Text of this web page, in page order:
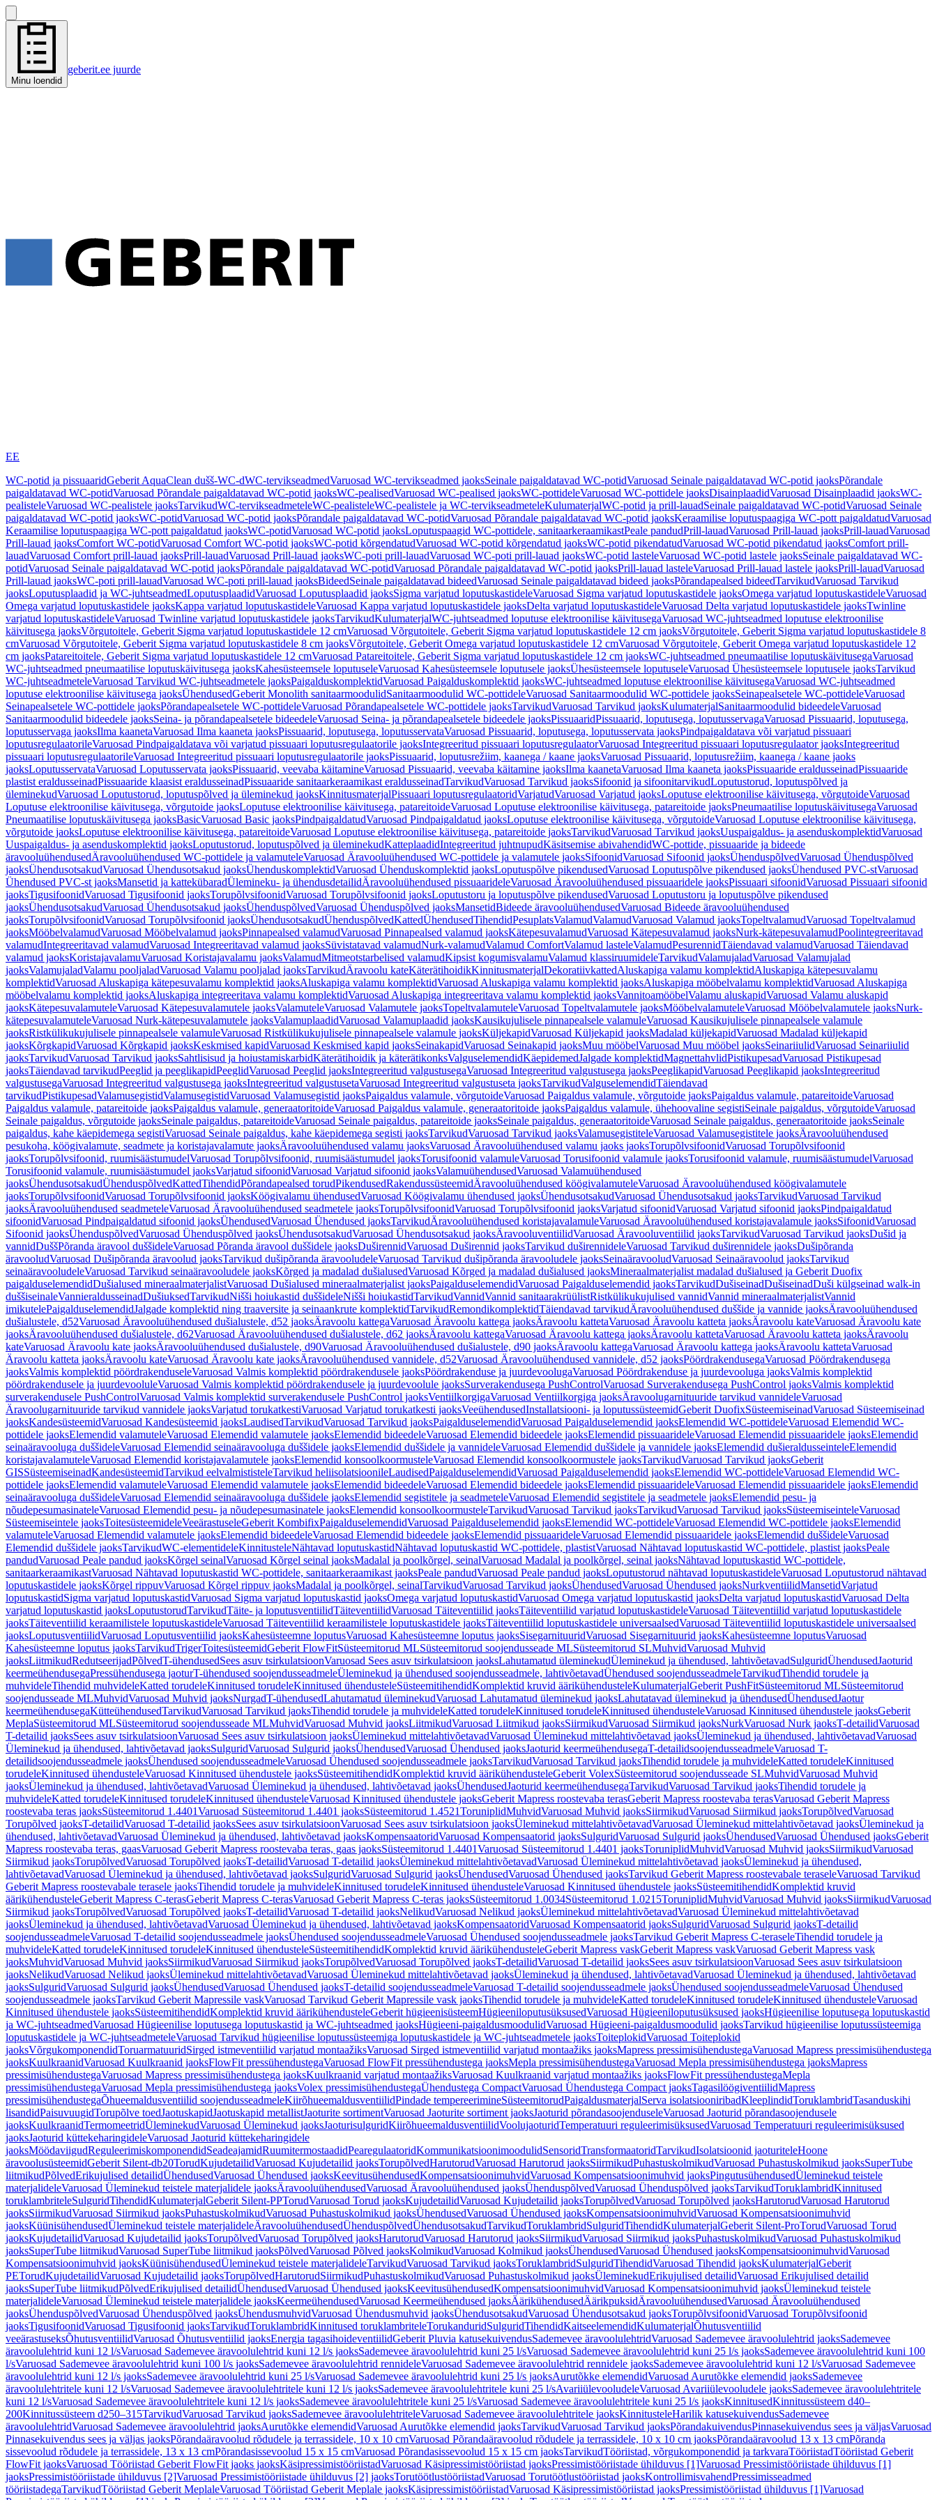
Minu loendid
geberit.ee juurde
EE
WC-potid ja pissuaaridGeberit AquaClean dušš-WC-dWC-tervikseadmedVaruosad WC-tervikseadmed jaoksSeinale paigaldatavad WC-potidVaruosad Seinale paigaldatavad WC-potid jaoksPõrandale
paigaldatavad WC-potidVaruosad Põrandale paigaldatavad WC-potid jaoksWC-pealisedVaruosad WC-pealised jaoksWC-pottideleVaruosad WC-pottidele jaoksDisainplaadidVaruosad Disainplaadid jaoksWC-
pealisteleVaruosad WC-pealistele jaoksTarvikudWC-tervikseadmeteleWC-pealisteleWC-pealistele ja WC-tervikseadmeteleKulumaterjalWC-potid ja prill-lauadSeinale paigaldatavad WC-potidVaruosad Seinale
paigaldatavad WC-potid jaoksWC-potidVaruosad WC-potid jaoksPõrandale paigaldatavad WC-potidVaruosad Põrandale paigaldatavad WC-potid jaoksKeraamilise loputuspaagiga WC-pott paigaldatudVaruosad
Keraamilise loputuspaagiga WC-pott paigaldatud jaoksWC-potidVaruosad WC-potid jaoksLoputuspaagid WC-pottidele, sanitaarkeraamikastPeale pandudPrill-lauadVaruosad Prill-lauad jaoksPrill-lauadVaruosad
Prill-lauad jaoksComfort WC-potidVaruosad Comfort WC-potid jaoksWC-potid kõrgendatudVaruosad WC-potid kõrgendatud jaoksWC-potid pikendatudVaruosad WC-potid pikendatud jaoksComfort prill-
lauadVaruosad Comfort prill-lauad jaoksPrill-lauadVaruosad Prill-lauad jaoksWC-poti prill-lauadVaruosad WC-poti prill-lauad jaoksWC-potid lasteleVaruosad WC-potid lastele jaoksSeinale paigaldatavad WC-
potidVaruosad Seinale paigaldatavad WC-potid jaoksPõrandale paigaldatavad WC-potidVaruosad Põrandale paigaldatavad WC-potid jaoksPrill-lauad lasteleVaruosad Prill-lauad lastele jaoksPrill-lauadVaruosad
Prill-lauad jaoksWC-poti prill-lauadVaruosad WC-poti prill-lauad jaoksBideedSeinale paigaldatavad bideedVaruosad Seinale paigaldatavad bideed jaoksPõrandapealsed bideedTarvikudVaruosad Tarvikud
jaoksLoputusplaadid ja WC-juhtseadmedLoputusplaadidVaruosad Loputusplaadid jaoksSigma varjatud loputuskastideleVaruosad Sigma varjatud loputuskastidele jaoksOmega varjatud loputuskastideleVaruosad
Omega varjatud loputuskastidele jaoksKappa varjatud loputuskastideleVaruosad Kappa varjatud loputuskastidele jaoksDelta varjatud loputuskastideleVaruosad Delta varjatud loputuskastidele jaoksTwinline
varjatud loputuskastideleVaruosad Twinline varjatud loputuskastidele jaoksTarvikudKulumaterjalWC-juhtseadmed loputuse elektroonilise käivitusegaVaruosad WC-juhtseadmed loputuse elektroonilise
käivitusega jaoksVõrgutoitele, Geberit Sigma varjatud loputuskastidele 12 cmVaruosad Võrgutoitele, Geberit Sigma varjatud loputuskastidele 12 cm jaoksVõrgutoitele, Geberit Sigma varjatud loputuskastidele 8
cmVaruosad Võrgutoitele, Geberit Sigma varjatud loputuskastidele 8 cm jaoksVõrgutoitele, Geberit Omega varjatud loputuskastidele 12 cmVaruosad Võrgutoitele, Geberit Omega varjatud loputuskastidele 12
cm jaoksPatareitoitele, Geberit Sigma varjatud loputuskastidele 12 cmVaruosad Patareitoitele, Geberit Sigma varjatud loputuskastidele 12 cm jaoksWC-juhtseadmed pneumaatilise loputuskäivitusegaVaruosad
WC-juhtseadmed pneumaatilise loputuskäivitusega jaoksKahesüsteemsele loputuseleVaruosad Kahesüsteemsele loputusele jaoksÜhesüsteemsele loputuseleVaruosad Ühesüsteemsele loputusele jaoksTarvikud
WC-juhtseadmeteleVaruosad Tarvikud WC-juhtseadmetele jaoksPaigalduskomplektidVaruosad Paigalduskomplektid jaoksWC-juhtseadmed loputuse elektroonilise käivitusegaVaruosad WC-juhtseadmed
loputuse elektroonilise käivitusega jaoksÜhendusedGeberit Monolith sanitaarmoodulidSanitaarmoodulid WC-pottideleVaruosad Sanitaarmoodulid WC-pottidele jaoksSeinapealsetele WC-pottideleVaruosad
Seinapealsetele WC-pottidele jaoksPõrandapealsetele WC-pottideleVaruosad Põrandapealsetele WC-pottidele jaoksTarvikudVaruosad Tarvikud jaoksKulumaterjalSanitaarmoodulid bideedeleVaruosad
Sanitaarmoodulid bideedele jaoksSeina- ja põrandapealsetele bideedeleVaruosad Seina- ja põrandapealsetele bideedele jaoksPissuaaridPissuaarid, loputusega, loputusservagaVaruosad Pissuaarid, loputusega,
loputusservaga jaoksIlma kaanetaVaruosad Ilma kaaneta jaoksPissuaarid, loputusega, loputusservataVaruosad Pissuaarid, loputusega, loputusservata jaoksPindpaigaldatava või varjatud pissuaari
loputusregulaatorileVaruosad Pindpaigaldatava või varjatud pissuaari loputusregulaatorile jaoksIntegreeritud pissuaari loputusregulaatorVaruosad Integreeritud pissuaari loputusregulaator jaoksIntegreeritud
pissuaari loputusregulaatorileVaruosad Integreeritud pissuaari loputusregulaatorile jaoksPissuaarid, loputusrežiim, kaanega / kaane jaoksVaruosad Pissuaarid, loputusrežiim, kaanega / kaane jaoks
jaoksLoputusservataVaruosad Loputusservata jaoksPissuaarid, veevaba käitamineVaruosad Pissuaarid, veevaba käitamine jaoksIlma kaanetaVaruosad Ilma kaaneta jaoksPissuaaride eraldusseinadPissuaaride
plastist eraldusseinadPissuaaride klaasist eraldusseinadPissuaaride sanitaarkeraamikast eraldusseinadTarvikudVaruosad Tarvikud jaoksSifoonid ja sifoonitarvikudLoputustorud, loputuspõlved ja
üleminekudVaruosad Loputustorud, loputuspõlved ja üleminekud jaoksKinnitusmaterjalPissuaari loputusregulaatoridVarjatudVaruosad Varjatud jaoksLoputuse elektroonilise käivitusega, võrgutoideVaruosad
Loputuse elektroonilise käivitusega, võrgutoide jaoksLoputuse elektroonilise käivitusega, patareitoideVaruosad Loputuse elektroonilise käivitusega, patareitoide jaoksPneumaatilise loputuskäivitusegaVaruosad
Pneumaatilise loputuskäivitusega jaoksBasicVaruosad Basic jaoksPindpaigaldatudVaruosad Pindpaigaldatud jaoksLoputuse elektroonilise käivitusega, võrgutoideVaruosad Loputuse elektroonilise käivitusega,
võrgutoide jaoksLoputuse elektroonilise käivitusega, patareitoideVaruosad Loputuse elektroonilise käivitusega, patareitoide jaoksTarvikudVaruosad Tarvikud jaoksUuspaigaldus- ja asenduskomplektidVaruosad
Uuspaigaldus- ja asenduskomplektid jaoksLoputustorud, loputuspõlved ja üleminekudKatteplaadidIntegreeritud juhtnupudKäsitsemise abivahendidWC-pottide, pissuaaride ja bideede
äravooluühendusedÄravooluühendused WC-pottidele ja valamuteleVaruosad Äravooluühendused WC-pottidele ja valamutele jaoksSifoonidVaruosad Sifoonid jaoksÜhenduspõlvedVaruosad Ühenduspõlved
jaoksÜhendusotsakudVaruosad Ühendusotsakud jaoksÜhenduskomplektidVaruosad Ühenduskomplektid jaoksLoputuspõlve pikendusedVaruosad Loputuspõlve pikendused jaoksÜhendused PVC-stVaruosad
Ühendused PVC-st jaoksMansetid ja kattekübaradÜlemineku- ja ühendusdetailidÄravooluühendused pissuaarideleVaruosad Äravooluühendused pissuaaridele jaoksPissuaari sifoonidVaruosad Pissuaari sifoonid
jaoksTigusifoonidVaruosad Tigusifoonid jaoksTorupõlvsifoonidVaruosad Torupõlvsifoonid jaoksLoputustoru ja loputuspõlve pikendusedVaruosad Loputustoru ja loputuspõlve pikendused
jaoksÜhendusotsakudVaruosad Ühendusotsakud jaoksÜhenduspõlvedVaruosad Ühenduspõlved jaoksMansetidBideede äravooluühendusedVaruosad Bideede äravooluühendused
jaoksTorupõlvsifoonidVaruosad Torupõlvsifoonid jaoksÜhendusotsakudÜhenduspõlvedKattedÜhendusedTihendidPesuplatsValamudValamudVaruosad Valamud jaoksTopeltvalamudVaruosad Topeltvalamud
jaoksMööbelvalamudVaruosad Mööbelvalamud jaoksPinnapealsed valamudVaruosad Pinnapealsed valamud jaoksKätepesuvalamudVaruosad Kätepesuvalamud jaoksNurk-kätepesuvalamudPoolintegreeritavad
valamudIntegreeritavad valamudVaruosad Integreeritavad valamud jaoksSüvistatavad valamudNurk-valamudValamud ComfortValamud lasteleValamudPesurennidTäiendavad valamudVaruosad Täiendavad
valamud jaoksKoristajavalamuVaruosad Koristajavalamu jaoksValamudMitmeotstarbelised valamudKipsist kogumisvalamuValamud klassiruumideleTarvikudValamujaladVaruosad Valamujalad
jaoksValamujaladValamu pooljaladVaruosad Valamu pooljalad jaoksTarvikudÄravoolu kateKäterätihoidikKinnitusmaterjalDekoratiivkattedAluskapiga valamu komplektidAluskapiga kätepesuvalamu
komplektidVaruosad Aluskapiga kätepesuvalamu komplektid jaoksAluskapiga valamu komplektidVaruosad Aluskapiga valamu komplektid jaoksAluskapiga mööbelvalamu komplektidVaruosad Aluskapiga
mööbelvalamu komplektid jaoksAluskapiga integreeritava valamu komplektidVaruosad Aluskapiga integreeritava valamu komplektid jaoksVannitoamööbelValamu aluskapidVaruosad Valamu aluskapid
jaoksKätepesuvalamuteleVaruosad Kätepesuvalamutele jaoksValamuteleVaruosad Valamutele jaoksTopeltvalamuteleVaruosad Topeltvalamutele jaoksMööbelvalamuteleVaruosad Mööbelvalamutele jaoksNurk-
kätepesuvalamuteleVaruosad Nurk-kätepesuvalamutele jaoksValamuplaadidVaruosad Valamuplaadid jaoksKausikujulisele pinnapealsele valamuleVaruosad Kausikujulisele pinnapealsele valamule
jaoksRistkülikukujulisele pinnapealsele valamuleVaruosad Ristkülikukujulisele pinnapealsele valamule jaoksKüljekapidVaruosad Küljekapid jaoksMadalad küljekapidVaruosad Madalad küljekapid
jaoksKõrgkapidVaruosad Kõrgkapid jaoksKeskmised kapidVaruosad Keskmised kapid jaoksSeinakapidVaruosad Seinakapid jaoksMuu mööbelVaruosad Muu mööbel jaoksSeinariiulidVaruosad Seinariiulid
jaoksTarvikudVaruosad Tarvikud jaoksSahtlisisud ja hoiustamiskarbidKäterätihoidik ja käterätikonksValguselemendidKäepidemedJalgade komplektidMagnettahvlidPistikupesadVaruosad Pistikupesad
jaoksTäiendavad tarvikudPeeglid ja peeglikapidPeeglidVaruosad Peeglid jaoksIntegreeritud valgustusegaVaruosad Integreeritud valgustusega jaoksPeeglikapidVaruosad Peeglikapid jaoksIntegreeritud
valgustusegaVaruosad Integreeritud valgustusega jaoksIntegreeritud valgustusetaVaruosad Integreeritud valgustuseta jaoksTarvikudValguselemendidTäiendavad
tarvikudPistikupesadValamusegistidValamusegistidVaruosad Valamusegistid jaoksPaigaldus valamule, võrgutoideVaruosad Paigaldus valamule, võrgutoide jaoksPaigaldus valamule, patareitoideVaruosad
Paigaldus valamule, patareitoide jaoksPaigaldus valamule, generaatoritoideVaruosad Paigaldus valamule, generaatoritoide jaoksPaigaldus valamule, ühehoovaline segistiSeinale paigaldus, võrgutoideVaruosad
Seinale paigaldus, võrgutoide jaoksSeinale paigaldus, patareitoideVaruosad Seinale paigaldus, patareitoide jaoksSeinale paigaldus, generaatoritoideVaruosad Seinale paigaldus, generaatoritoide jaoksSeinale
paigaldus, kahe käepidemega segistiVaruosad Seinale paigaldus, kahe käepidemega segisti jaoksTarvikudVaruosad Tarvikud jaoksValamusegistiteleVaruosad Valamusegistitele jaoksÄravooluühendused
pesukoha, köögivalamute, seadmete ja koristajavalamute jaoksÄravooluühendused valamu jaoksVaruosad Äravooluühendused valamu jaoks jaoksTorupõlvsifoonidVaruosad Torupõlvsifoonid
jaoksTorupõlvsifoonid, ruumisäästumudelVaruosad Torupõlvsifoonid, ruumisäästumudel jaoksTorusifoonid valamuleVaruosad Torusifoonid valamule jaoksTorusifoonid valamule, ruumisäästumudelVaruosad
Torusifoonid valamule, ruumisäästumudel jaoksVarjatud sifoonidVaruosad Varjatud sifoonid jaoksValamuühendusedVaruosad Valamuühendused
jaoksÜhendusotsakudÜhenduspõlvedKattedTihendidPõrandapealsed torudPikendusedRakendussüsteemidÄravooluühendused köögivalamuteleVaruosad Äravooluühendused köögivalamutele
jaoksTorupõlvsifoonidVaruosad Torupõlvsifoonid jaoksKöögivalamu ühendusedVaruosad Köögivalamu ühendused jaoksÜhendusotsakudVaruosad Ühendusotsakud jaoksTarvikudVaruosad Tarvikud
jaoksÄravooluühendused seadmeteleVaruosad Äravooluühendused seadmetele jaoksTorupõlvsifoonidVaruosad Torupõlvsifoonid jaoksVarjatud sifoonidVaruosad Varjatud sifoonid jaoksPindpaigaldatud
sifoonidVaruosad Pindpaigaldatud sifoonid jaoksÜhendusedVaruosad Ühendused jaoksTarvikudÄravooluühendused koristajavalamuleVaruosad Äravooluühendused koristajavalamule jaoksSifoonidVaruosad
Sifoonid jaoksÜhenduspõlvedVaruosad Ühenduspõlved jaoksÜhendusotsakudVaruosad Ühendusotsakud jaoksÄravooluventiilidVaruosad Äravooluventiilid jaoksTarvikudVaruosad Tarvikud jaoksDušid ja
vannidDuššPõranda äravool duššideleVaruosad Põranda äravool duššidele jaoksDuširennidVaruosad Duširennid jaoksTarvikud duširennideleVaruosad Tarvikud duširennidele jaoksDušipõranda
äravooludVaruosad Dušipõranda äravoolud jaoksTarvikud dušipõranda äravooludeleVaruosad Tarvikud dušipõranda äravooludele jaoksSeinaäravooludVaruosad Seinaäravoolud jaoksTarvikud
seinaäravooludeleVaruosad Tarvikud seinaäravooludele jaoksKõrged ja madalad dušialusedVaruosad Kõrged ja madalad dušialused jaoksMineraalmaterjalist madalad dušialused ja Geberit Duofix
paigalduselemendidDušialused mineraalmaterjalistVaruosad Dušialused mineraalmaterjalist jaoksPaigalduselemendidVaruosad Paigalduselemendid jaoksTarvikudDušiseinadDušiseinadDuši külgseinad walk-in
duššiseinaleVannieraldusseinadDušiuksedTarvikudNišši hoiukastid duššideleNišši hoiukastidTarvikudVannidVannid sanitaarakrüülistRistkülikukujulised vannidVannid mineraalmaterjalistVannid
imikutelePaigalduselemendidJalgade komplektid ning traaversite ja seinaankrute komplektidTarvikudRemondikomplektidTäiendavad tarvikudÄravooluühendused duššide ja vannide jaoksÄravooluühendused
dušialustele, d52Varuosad Äravooluühendused dušialustele, d52 jaoksÄravoolu kattegaVaruosad Äravoolu kattega jaoksÄravoolu kattetaVaruosad Äravoolu katteta jaoksÄravoolu kateVaruosad Äravoolu kate
jaoksÄravooluühendused dušialustele, d62Varuosad Äravooluühendused dušialustele, d62 jaoksÄravoolu kattegaVaruosad Äravoolu kattega jaoksÄravoolu kattetaVaruosad Äravoolu katteta jaoksÄravoolu
kateVaruosad Äravoolu kate jaoksÄravooluühendused dušialustele, d90Varuosad Äravooluühendused dušialustele, d90 jaoksÄravoolu kattegaVaruosad Äravoolu kattega jaoksÄravoolu kattetaVaruosad
Äravoolu katteta jaoksÄravoolu kateVaruosad Äravoolu kate jaoksÄravooluühendused vannidele, d52Varuosad Äravooluühendused vannidele, d52 jaoksPöördrakendusegaVaruosad Pöördrakendusega
jaoksValmis komplektid pöördrakenduseleVaruosad Valmis komplektid pöördrakendusele jaoksPöördrakenduse ja juurdevoolugaVaruosad Pöördrakenduse ja juurdevooluga jaoksValmis komplektid
pöördrakendusele ja juurdevooluleVaruosad Valmis komplektid pöördrakendusele ja juurdevoolule jaoksSurverakendusega PushControlVaruosad Surverakendusega PushControl jaoksValmis komplektid
surverakendusele PushControlVaruosad Valmis komplektid surverakendusele PushControl jaoksVentiilkorgigaVaruosad Ventiilkorgiga jaoksÄravoolugarnituuride tarvikud vannideleVaruosad
Äravoolugarnituuride tarvikud vannidele jaoksVarjatud torukatkestiVaruosad Varjatud torukatkesti jaoksVeeühendusedInstallatsiooni- ja loputussüsteemidGeberit DuofixSüsteemiseinadVaruosad Süsteemiseinad
jaoksKandesüsteemidVaruosad Kandesüsteemid jaoksLaudisedTarvikudVaruosad Tarvikud jaoksPaigalduselemendidVaruosad Paigalduselemendid jaoksElemendid WC-pottideleVaruosad Elemendid WC-
pottidele jaoksElemendid valamuteleVaruosad Elemendid valamutele jaoksElemendid bideedeleVaruosad Elemendid bideedele jaoksElemendid pissuaarideleVaruosad Elemendid pissuaaridele jaoksElemendid
seinaäravooluga duššideleVaruosad Elemendid seinaäravooluga duššidele jaoksElemendid duššidele ja vannideleVaruosad Elemendid duššidele ja vannidele jaoksElemendid dušieraldusseinteleElemendid
koristajavalamuteleVaruosad Elemendid koristajavalamutele jaoksElemendid konsoolkoormusteleVaruosad Elemendid konsoolkoormustele jaoksTarvikudVaruosad Tarvikud jaoksGeberit
GISSüsteemiseinadKandesüsteemidTarvikud eelvalmististeleTarvikud heliisolatsioonileLaudisedPaigalduselemendidVaruosad Paigalduselemendid jaoksElemendid WC-pottideleVaruosad Elemendid WC-
pottidele jaoksElemendid valamuteleVaruosad Elemendid valamutele jaoksElemendid bideedeleVaruosad Elemendid bideedele jaoksElemendid pissuaarideleVaruosad Elemendid pissuaaridele jaoksElemendid
seinaäravooluga duššideleVaruosad Elemendid seinaäravooluga duššidele jaoksElemendid segistitele ja seadmeteleVaruosad Elemendid segistitele ja seadmetele jaoksElemendid pesu- ja
nõudepesumasinateleVaruosad Elemendid pesu- ja nõudepesumasinatele jaoksElemendid konsoolkoormusteleTarvikudVaruosad Tarvikud jaoksTarvikudVaruosad Tarvikud jaoksSüsteemiseinteleVaruosad
Süsteemiseintele jaoksToitesüsteemideleVeeärastuseleGeberit KombifixPaigalduselemendidVaruosad Paigalduselemendid jaoksElemendid WC-pottideleVaruosad Elemendid WC-pottidele jaoksElemendid
valamuteleVaruosad Elemendid valamutele jaoksElemendid bideedeleVaruosad Elemendid bideedele jaoksElemendid pissuaarideleVaruosad Elemendid pissuaaridele jaoksElemendid duššideleVaruosad
Elemendid duššidele jaoksTarvikudWC-elementideleKinnitusteleNähtavad loputuskastidNähtavad loputuskastid WC-pottidele, plastistVaruosad Nähtavad loputuskastid WC-pottidele, plastist jaoksPeale
pandudVaruosad Peale pandud jaoksKõrgel seinalVaruosad Kõrgel seinal jaoksMadalal ja poolkõrgel, seinalVaruosad Madalal ja poolkõrgel, seinal jaoksNähtavad loputuskastid WC-pottidele,
sanitaarkeraamikastVaruosad Nähtavad loputuskastid WC-pottidele, sanitaarkeraamikast jaoksPeale pandudVaruosad Peale pandud jaoksLoputustorud nähtavad loputuskastideleVaruosad Loputustorud nähtavad
loputuskastidele jaoksKõrgel rippuvVaruosad Kõrgel rippuv jaoksMadalal ja poolkõrgel, seinalTarvikudVaruosad Tarvikud jaoksÜhendusedVaruosad Ühendused jaoksNurkventiilidMansetidVarjatud
loputuskastidSigma varjatud loputuskastidVaruosad Sigma varjatud loputuskastid jaoksOmega varjatud loputuskastidVaruosad Omega varjatud loputuskastid jaoksDelta varjatud loputuskastidVaruosad Delta
varjatud loputuskastid jaoksLoputustorudTarvikudTäite- ja loputusventiilidTäiteventiilidVaruosad Täiteventiilid jaoksTäiteventiilid varjatud loputuskastideleVaruosad Täiteventiilid varjatud loputuskastidele
jaoksTäiteventiilid keraamilistele loputuskastideleVaruosad Täiteventiilid keraamilistele loputuskastidele jaoksTäiteventiilid loputuskastidele universaalsedVaruosad Täiteventiilid loputuskastidele universaalsed
jaoksLoputusventiilidVaruosad Loputusventiilid jaoksKahesüsteemne loputusVaruosad Kahesüsteemne loputus jaoksSisegarnituuridVaruosad Sisegarnituurid jaoksKahesüsteemne loputusVaruosad
Kahesüsteemne loputus jaoksTarvikudTrigerToitesüsteemidGeberit FlowFitSüsteemitorud MLSüsteemitorud soojendusseade MLSüsteemitorud SLMuhvidVaruosad Muhvid
jaoksLiitmikudRedutseerijadPõlvedT-ühendusedSees asuv tsirkulatsioonVaruosad Sees asuv tsirkulatsioon jaoksLahutamatud üleminekudÜleminekud ja ühendused, lahtivõetavadSulguridÜhendusedJaoturid
keermeühendusegaPressühendusega jaoturT-ühendused soojendusseadmeleÜleminekud ja ühendused soojendusseadmele, lahtivõetavadÜhendused soojendusseadmeleTarvikudTihendid torudele ja
muhvideleTihendid muhvideleKatted torudeleKinnitused torudeleKinnitused ühendusteleSüsteemitihendidKomplektid kruvid äärikühendusteleKulumaterjalGeberit PushFitSüsteemitorud MLSüsteemitorud
soojendusseade MLMuhvidVaruosad Muhvid jaoksNurgadT-ühendusedLahutamatud üleminekudVaruosad Lahutamatud üleminekud jaoksLahutatavad üleminekud ja ühendusedÜhendusedJaotur
keermeühendusegaKütteühendusedTarvikudVaruosad Tarvikud jaoksTihendid torudele ja muhvideleKatted torudeleKinnitused torudeleKinnitused ühendusteleVaruosad Kinnitused ühendustele jaoksGeberit
MeplaSüsteemitorud MLSüsteemitorud soojendusseade MLMuhvidVaruosad Muhvid jaoksLiitmikudVaruosad Liitmikud jaoksSiirmikudVaruosad Siirmikud jaoksNurkVaruosad Nurk jaoksT-detailidVaruosad
T-detailid jaoksSees asuv tsirkulatsioonVaruosad Sees asuv tsirkulatsioon jaoksÜleminekud mittelahtivõetavadVaruosad Üleminekud mittelahtivõetavad jaoksÜleminekud ja ühendused, lahtivõetavadVaruosad
Üleminekud ja ühendused, lahtivõetavad jaoksSulguridVaruosad Sulgurid jaoksÜhendusedVaruosad Ühendused jaoksJaoturid keermeühendusegaT-detailidsoojendusseadmeleVaruosad T-
detailidsoojendusseadmele jaoksÜhendused soojendusseadmeleVaruosad Ühendused soojendusseadmele jaoksTarvikudVaruosad Tarvikud jaoksTihendid torudele ja muhvideleKatted torudeleKinnitused
torudeleKinnitused ühendusteleVaruosad Kinnitused ühendustele jaoksSüsteemitihendidKomplektid kruvid äärikühendusteleGeberit VolexSüsteemitorud soojendusseade SLMuhvidVaruosad Muhvid
jaoksÜleminekud ja ühendused, lahtivõetavadVaruosad Üleminekud ja ühendused, lahtivõetavad jaoksÜhendusedJaoturid keermeühendusegaTarvikudVaruosad Tarvikud jaoksTihendid torudele ja
muhvideleKatted torudeleKinnitused torudeleKinnitused ühendusteleVaruosad Kinnitused ühendustele jaoksGeberit Mapress roostevaba terasGeberit Mapress roostevaba terasVaruosad Geberit Mapress
roostevaba teras jaoksSüsteemitorud 1.4401Varuosad Süsteemitorud 1.4401 jaoksSüsteemitorud 1.4521ToruniplidMuhvidVaruosad Muhvid jaoksSiirmikudVaruosad Siirmikud jaoksTorupõlvedVaruosad
Torupõlved jaoksT-detailidVaruosad T-detailid jaoksSees asuv tsirkulatsioonVaruosad Sees asuv tsirkulatsioon jaoksÜleminekud mittelahtivõetavadVaruosad Üleminekud mittelahtivõetavad jaoksÜleminekud ja
ühendused, lahtivõetavadVaruosad Üleminekud ja ühendused, lahtivõetavad jaoksKompensaatoridVaruosad Kompensaatorid jaoksSulguridVaruosad Sulgurid jaoksÜhendusedVaruosad Ühendused jaoksGeberit
Mapress roostevaba teras, gaasVaruosad Geberit Mapress roostevaba teras, gaas jaoksSüsteemitorud 1.4401Varuosad Süsteemitorud 1.4401 jaoksToruniplidMuhvidVaruosad Muhvid jaoksSiirmikudVaruosad
Siirmikud jaoksTorupõlvedVaruosad Torupõlved jaoksT-detailidVaruosad T-detailid jaoksÜleminekud mittelahtivõetavadVaruosad Üleminekud mittelahtivõetavad jaoksÜleminekud ja ühendused,
lahtivõetavadVaruosad Üleminekud ja ühendused, lahtivõetavad jaoksSulguridVaruosad Sulgurid jaoksÜhendusedVaruosad Ühendused jaoksTarvikud Geberit Mapress roostevabale teraseleVaruosad Tarvikud
Geberit Mapress roostevabale terasele jaoksTihendid torudele ja muhvideleKinnitused torudeleKinnitused ühendusteleVaruosad Kinnitused ühendustele jaoksSüsteemitihendidKomplektid kruvid
äärikühendusteleGeberit Mapress C-terasGeberit Mapress C-terasVaruosad Geberit Mapress C-teras jaoksSüsteemitorud 1.0034Süsteemitorud 1.0215ToruniplidMuhvidVaruosad Muhvid jaoksSiirmikudVaruosad
Siirmikud jaoksTorupõlvedVaruosad Torupõlved jaoksT-detailidVaruosad T-detailid jaoksNelikudVaruosad Nelikud jaoksÜleminekud mittelahtivõetavadVaruosad Üleminekud mittelahtivõetavad
jaoksÜleminekud ja ühendused, lahtivõetavadVaruosad Üleminekud ja ühendused, lahtivõetavad jaoksKompensaatoridVaruosad Kompensaatorid jaoksSulguridVaruosad Sulgurid jaoksT-detailid
soojendusseadmeleVaruosad T-detailid soojendusseadmele jaoksÜhendused soojendusseadmeleVaruosad Ühendused soojendusseadmele jaoksTarvikud Geberit Mapress C-teraseleTihendid torudele ja
muhvideleKatted torudeleKinnitused torudeleKinnitused ühendusteleSüsteemitihendidKomplektid kruvid äärikühendusteleGeberit Mapress vaskGeberit Mapress vaskVaruosad Geberit Mapress vask
jaoksMuhvidVaruosad Muhvid jaoksSiirmikudVaruosad Siirmikud jaoksTorupõlvedVaruosad Torupõlved jaoksT-detailidVaruosad T-detailid jaoksSees asuv tsirkulatsioonVaruosad Sees asuv tsirkulatsioon
jaoksNelikudVaruosad Nelikud jaoksÜleminekud mittelahtivõetavadVaruosad Üleminekud mittelahtivõetavad jaoksÜleminekud ja ühendused, lahtivõetavadVaruosad Üleminekud ja ühendused, lahtivõetavad
jaoksSulguridVaruosad Sulgurid jaoksÜhendusedVaruosad Ühendused jaoksT-detailid soojendusseadmeleVaruosad T-detailid soojendusseadmele jaoksÜhendused soojendusseadmeleVaruosad Ühendused
soojendusseadmele jaoksTarvikud Geberit Mapressile vaskVaruosad Tarvikud Geberit Mapressile vask jaoksTihendid torudele ja muhvideleKatted torudeleKinnitused torudeleKinnitused ühendusteleVaruosad
Kinnitused ühendustele jaoksSüsteemitihendidKomplektid kruvid äärikühendusteleGeberit hügieenisüsteemHügieeniloputusüksusedVaruosad Hügieeniloputusüksused jaoksHügieenilise loputusega loputuskastid
ja WC-juhtseadmedVaruosad Hügieenilise loputusega loputuskastid ja WC-juhtseadmed jaoksHügieeni-paigaldusmoodulidVaruosad Hügieeni-paigaldusmoodulid jaoksTarvikud hügieenilise loputussüsteemiga
loputuskastidele ja WC-juhtseadmeteleVaruosad Tarvikud hügieenilise loputussüsteemiga loputuskastidele ja WC-juhtseadmetele jaoksToiteplokidVaruosad Toiteplokid
jaoksVõrgukomponendidToruarmatuuridSirged istmeventiilid varjatud montaažiksVaruosad Sirged istmeventiilid varjatud montaažiks jaoksMapress pressimisühendustegaVaruosad Mapress pressimisühendustega
jaoksKuulkraanidVaruosad Kuulkraanid jaoksFlowFit pressühendustegaVaruosad FlowFit pressühendustega jaoksMepla pressimisühendustegaVaruosad Mepla pressimisühendustega jaoksMapress
pressimisühendustegaVaruosad Mapress pressimisühendustega jaoksKuulkraanid varjatud montaažiksVaruosad Kuulkraanid varjatud montaažiks jaoksFlowFit pressühendustegaMepla
pressimisühendustegaVaruosad Mepla pressimisühendustega jaoksVolex pressimisühendustegaÜhendustega CompactVaruosad Ühendustega Compact jaoksTagasilöögiventiilidMapress
pressimisühendustegaÕhueemaldusventiilid soojendusseadmeleKiirõhueemaldusventiilidPindade tempereerimineSüsteemitorudPaigaldusmaterjalServa isolatsiooniribadKleeplindidToruklambridTasanduskihi
lisandidPaisuvuugidTorupõlve toedJaotuskapidJaotuskapid metallistJaoturite sortimentVaruosad Jaoturite sortiment jaoksJaoturid põrandasoojenduseleVaruosad Jaoturid põrandasoojendusele
jaoksKuulkraanidTermomeetridÜleminekudVaruosad Üleminekud jaoksJaoturisulguridKiirõhueemaldusventiilidVoolujaoturidTemperatuuri reguleerimisüksusedVaruosad Temperatuuri reguleerimisüksused
jaoksJaoturid küttekeharingideleVaruosad Jaoturid küttekeharingidele
jaoksMöödaviigudReguleerimiskomponendidSeadeajamidRuumitermostaadidPearegulaatoridKommunikatsioonimoodulidSensoridTransformaatoridTarvikudIsolatsioonid jaoturiteleHoone
äravoolusüsteemidGeberit Silent-db20TorudKujudetailidVaruosad Kujudetailid jaoksTorupõlvedHarutorudVaruosad Harutorud jaoksSiirmikudPuhastuskolmikudVaruosad Puhastuskolmikud jaoksSuperTube
liitmikudPõlvedErikujulised detailidÜhendusedVaruosad Ühendused jaoksKeevitusühendusedKompensatsioonimuhvidVaruosad Kompensatsioonimuhvid jaoksPingutusühendusedÜleminekud teistele
materjalideleVaruosad Üleminekud teistele materjalidele jaoksÄravooluühendusedVaruosad Äravooluühendused jaoksÜhenduspõlvedVaruosad Ühenduspõlved jaoksTarvikudToruklambridKinnitused
toruklambriteleSulguridTihendidKulumaterjalGeberit Silent-PPTorudVaruosad Torud jaoksKujudetailidVaruosad Kujudetailid jaoksTorupõlvedVaruosad Torupõlved jaoksHarutorudVaruosad Harutorud
jaoksSiirmikudVaruosad Siirmikud jaoksPuhastuskolmikudVaruosad Puhastuskolmikud jaoksÜhendusedVaruosad Ühendused jaoksKompensatsioonimuhvidVaruosad Kompensatsioonimuhvid
jaoksKüünisühendusedÜleminekud teistele materjalideleÄravooluühendusedÜhenduspõlvedÜhendusotsakudTarvikudToruklambridSulguridTihendidKulumaterjalGeberit Silent-ProTorudVaruosad Torud
jaoksKujudetailidVaruosad Kujudetailid jaoksTorupõlvedVaruosad Torupõlved jaoksHarutorudVaruosad Harutorud jaoksSiirmikudVaruosad Siirmikud jaoksPuhastuskolmikudVaruosad Puhastuskolmikud
jaoksSuperTube liitmikudVaruosad SuperTube liitmikud jaoksPõlvedVaruosad Põlved jaoksKolmikudVaruosad Kolmikud jaoksÜhendusedVaruosad Ühendused jaoksKompensatsioonimuhvidVaruosad
Kompensatsioonimuhvid jaoksKüünisühendusedÜleminekud teistele materjalideleTarvikudVaruosad Tarvikud jaoksToruklambridSulguridTihendidVaruosad Tihendid jaoksKulumaterjalGeberit
PETorudKujudetailidVaruosad Kujudetailid jaoksTorupõlvedHarutorudSiirmikudPuhastuskolmikudVaruosad Puhastuskolmikud jaoksÜleminekudErikujulised detailidVaruosad Erikujulised detailid
jaoksSuperTube liitmikudPõlvedErikujulised detailidÜhendusedVaruosad Ühendused jaoksKeevitusühendusedKompensatsioonimuhvidVaruosad Kompensatsioonimuhvid jaoksÜleminekud teistele
materjalideleVaruosad Üleminekud teistele materjalidele jaoksKeermeühendusedVaruosad Keermeühendused jaoksÄärikühendusedÄärikpuksidÄravooluühendusedVaruosad Äravooluühendused
jaoksÜhenduspõlvedVaruosad Ühenduspõlved jaoksÜhendusmuhvidVaruosad Ühendusmuhvid jaoksÜhendusotsakudVaruosad Ühendusotsakud jaoksTorupõlvsifoonidVaruosad Torupõlvsifoonid
jaoksTigusifoonidVaruosad Tigusifoonid jaoksTarvikudToruklambridKinnitused toruklambriteleTorukanduridSulguridTihendidKaitseelemendidKulumaterjalÕhutusventiilid
veeärastuseksÕhutusventiilidVaruosad Õhutusventiilid jaoksEnergia tagasihoideventiilidGeberit Pluvia katusekuivendusSademevee äravoolulehtridVaruosad Sademevee äravoolulehtrid jaoksSademevee
äravoolulehtrid kuni 12 l/sVaruosad Sademevee äravoolulehtrid kuni 12 l/s jaoksSademevee äravoolulehtrid kuni 25 l/sVaruosad Sademevee äravoolulehtrid kuni 25 l/s jaoksSademevee äravoolulehtrid kuni 100
l/sVaruosad Sademevee äravoolulehtrid kuni 100 l/s jaoksSademevee äravoolulehtrid rennideleVaruosad Sademevee äravoolulehtrid rennidele jaoksSademevee äravoolulehtrid kuni 12 l/sVaruosad Sademevee
äravoolulehtrid kuni 12 l/s jaoksSademevee äravoolulehtrid kuni 25 l/sVaruosad Sademevee äravoolulehtrid kuni 25 l/s jaoksAurutõkke elemendidVaruosad Aurutõkke elemendid jaoksSademevee
äravoolulehtritele kuni 12 l/sVaruosad Sademevee äravoolulehtritele kuni 12 l/s jaoksSademevee äravoolulehtritele kuni 25 l/sAvariiülevooludeleVaruosad Avariiülevooludele jaoksSademevee äravoolulehtritele
kuni 12 l/sVaruosad Sademevee äravoolulehtritele kuni 12 l/s jaoksSademevee äravoolulehtritele kuni 25 l/sVaruosad Sademevee äravoolulehtritele kuni 25 l/s jaoksKinnitusedKinnitussüsteem d40–
200Kinnitussüsteem d250–315TarvikudVaruosad Tarvikud jaoksSademevee äravoolulehtriteleVaruosad Sademevee äravoolulehtritele jaoksKinnitusteleHarilik katusekuivendusSademevee
äravoolulehtridVaruosad Sademevee äravoolulehtrid jaoksAurutõkke elemendidVaruosad Aurutõkke elemendid jaoksTarvikudVaruosad Tarvikud jaoksPõrandakuivendusPinnasekuivendus sees ja väljasVaruosad
Pinnasekuivendus sees ja väljas jaoksPõrandaäravoolud rõdudele ja terrassidele, 10 x 10 cmVaruosad Põrandaäravoolud rõdudele ja terrassidele, 10 x 10 cm jaoksPõrandaäravoolud 13 x 13 cmPõranda
sissevoolud rõdudele ja terrassidele, 13 x 13 cmPõrandasissevoolud 15 x 15 cmVaruosad Põrandasissevoolud 15 x 15 cm jaoksTarvikudTööriistad, võrgukomponendid ja tarkvaraTööriistadTööriistad Geberit
FlowFit jaoksVaruosad Tööriistad Geberit FlowFit jaoks jaoksKäsipressimistööriistadVaruosad Käsipressimistööriistad jaoksPressimistööriistade ühilduvus [1]Varuosad Pressimistööriistade ühilduvus [1]
jaoksPressimistööriistade ühilduvus [2]Varuosad Pressimistööriistade ühilduvus [2] jaoksTorutöötlustööriistadVaruosad Torutöötlustööriistad jaoksKontrollimisvahendPressimisseadmed
tööriistadegaTarvikudTööriistad Geberit MeplaleVaruosad Tööriistad Geberit Meplale jaoksKäsipressimistööriistadVaruosad Käsipressimistööriistad jaoksPressimistööriistad ühilduvus [1]Varuosad